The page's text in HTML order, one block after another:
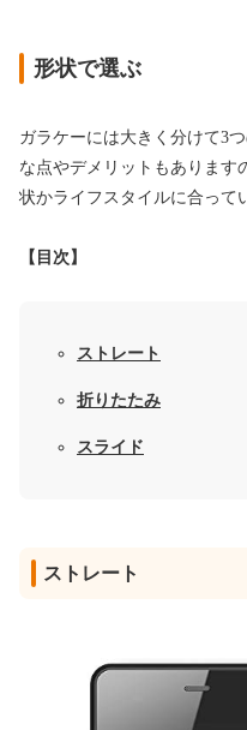
形状で選ぶ
ガラケーには大きく分けて3
な点やデメリットもあります
状かライフスタイルに合って
【目次】
ストレート
折りたたみ
スライド
ストレート